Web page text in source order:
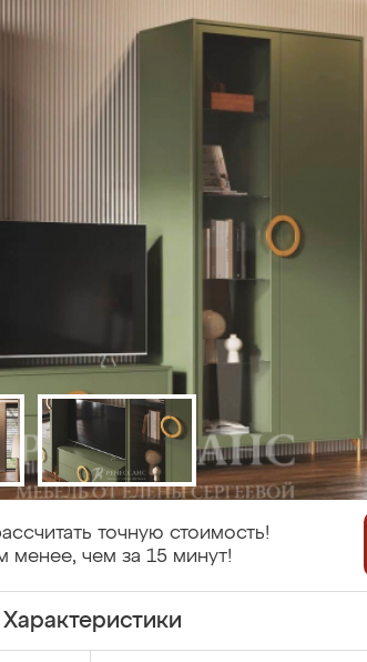
точную стоимость!
менее, чем за 15 минут!
Характеристики